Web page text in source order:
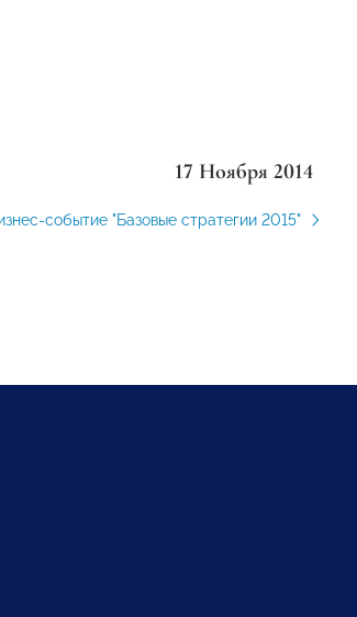
17 Ноября 2014
событие "Базовые стратегии 2015"